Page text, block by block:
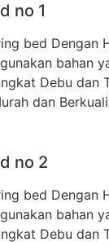
no 1
bed Dengan
bahan
Debu dan
dan
no 2
bed Dengan
bahan
Debu dan